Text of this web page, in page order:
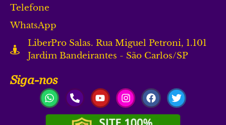
Telefone
WhatsApp
LiberPro Salas. Rua Miguel Petroni, 1.101
Jardim Bandeirantes - São Carlos/SP
Siga-nos